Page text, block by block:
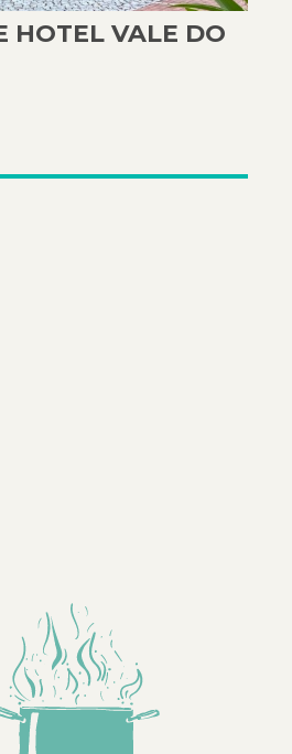
HOTEL VALE DO